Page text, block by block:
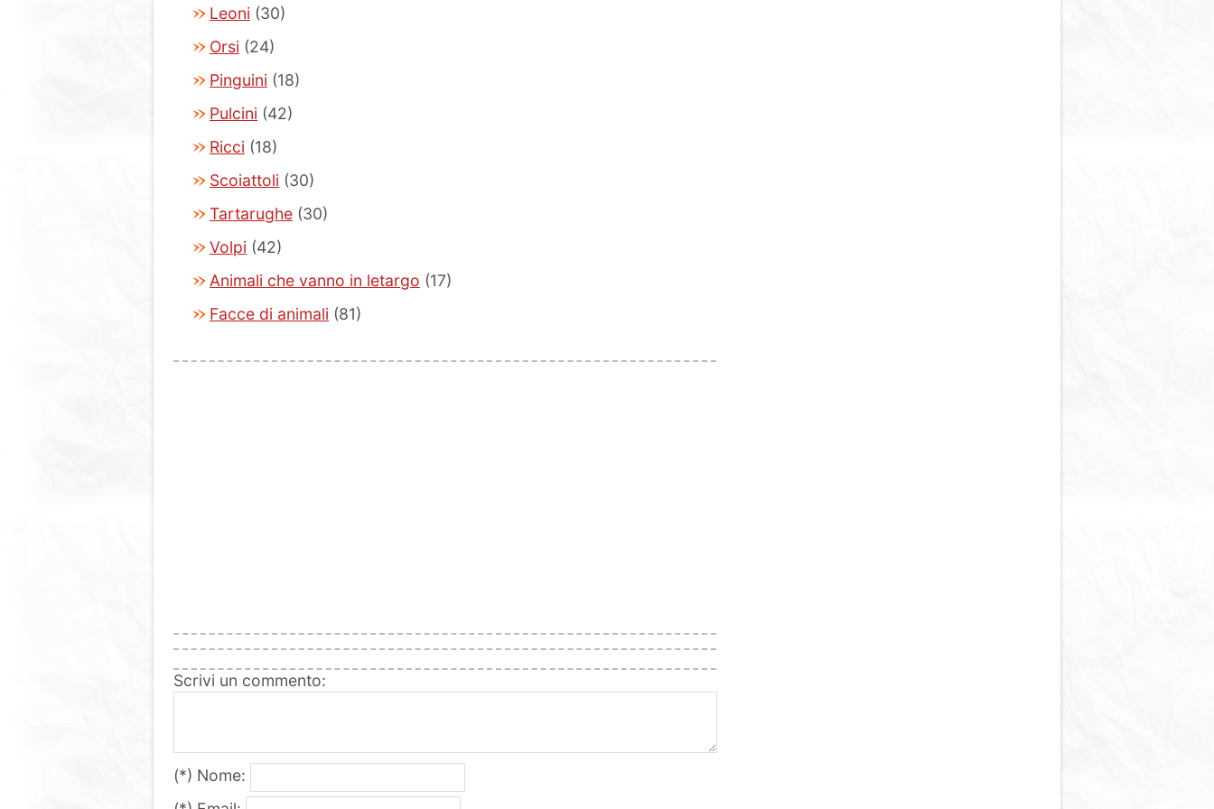
Leoni (30)
Orsi (24)
Pinguini (18)
Pulcini (42)
Ricci (18)
Scoiattoli (30)
Tartarughe (30)
Volpi (42)
Animali che vanno in letargo (17)
Facce di animali (81)
Scrivi un commento:
(*) Nome: